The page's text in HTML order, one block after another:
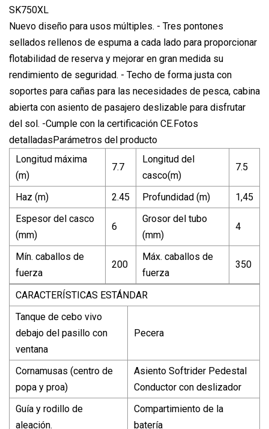
SK750XL
Nuevo diseño para usos múltiples. - Tres pontones
sellados rellenos de espuma a cada lado para proporcionar
flotabilidad de reserva y mejorar en gran medida su
rendimiento de seguridad. - Techo de forma justa con
soportes para cañas para las necesidades de pesca, cabina
abierta con asiento de pasajero deslizable para disfrutar
del sol. -Cumple con la certificación CE.Fotos
detalladasParámetros del producto
Longitud máxima
(m)
7.7
Longitud del
casco(m)
7.5
Haz (m) 2.45 Profundidad (m)
1,45
Espesor del casco
(mm)
6
Grosor del tubo
(mm)
4
Mín. caballos de
fuerza
200
Máx. caballos de
fuerza
350
CARACTERÍSTICAS ESTÁNDAR
Tanque de cebo vivo
debajo del pasillo con
ventana
Pecera
Cornamusas (centro de
popa y proa)
Asiento Softrider Pedestal
Conductor con deslizador
Guía y rodillo de
aleación.
Compartimiento de la
batería